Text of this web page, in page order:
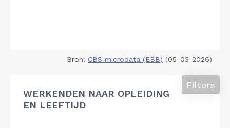
Bron: CBS microdata (EBB) (05-03-2026)
WERKENDEN NAAR OPLEIDING
EN LEEFTIJD
Filters